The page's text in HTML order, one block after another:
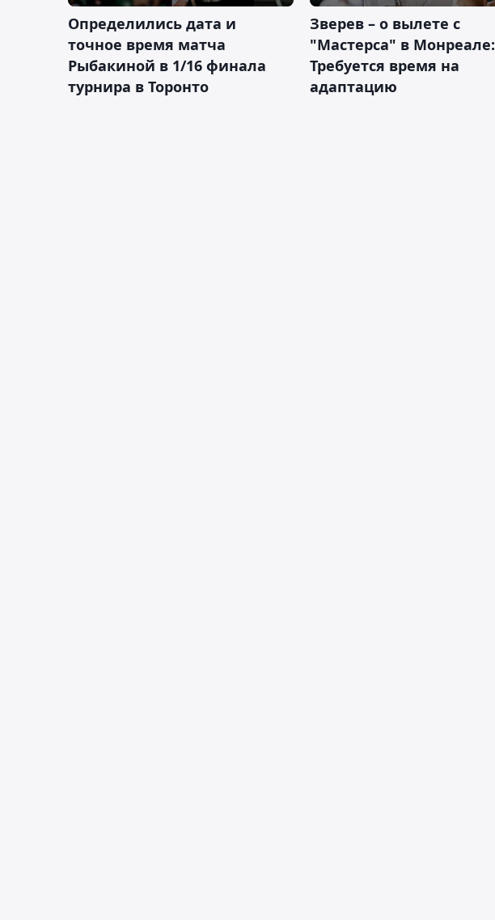
Определились дата и
точное время матча
Рыбакиной в 1/16 финала
турнира в Торонто
Зверев – о вылете с
"Мастерса" в Монреале:
Требуется время на
адаптацию